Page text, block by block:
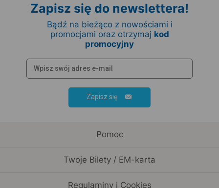
Zapisz się do newslettera!
Bądź na bieżąco z nowościami i
promocjami oraz otrzymaj kod
promocyjny
Zapisz się
Pomoc
Twoje Bilety / EM-karta
Regulaminy i Cookies